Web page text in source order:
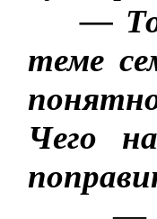
—
теме
Чего